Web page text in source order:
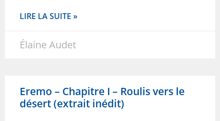
LIRE LA SUITE »
Élaine Audet
Eremo – Chapitre I – Roulis vers le
désert (extrait inédit)